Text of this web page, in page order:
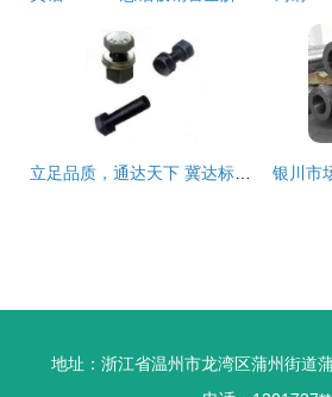
地址：浙江省温州市龙湾区蒲州街道